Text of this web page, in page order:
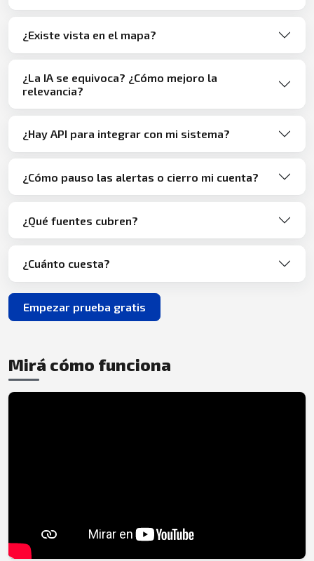
¿Existe vista en el mapa?
¿La IA se equivoca? ¿Cómo mejoro la
relevancia?
¿Hay API para integrar con mi sistema?
¿Cómo pauso las alertas o cierro mi cuenta?
¿Qué fuentes cubren?
¿Cuánto cuesta?
Empezar prueba gratis
Mirá cómo funciona